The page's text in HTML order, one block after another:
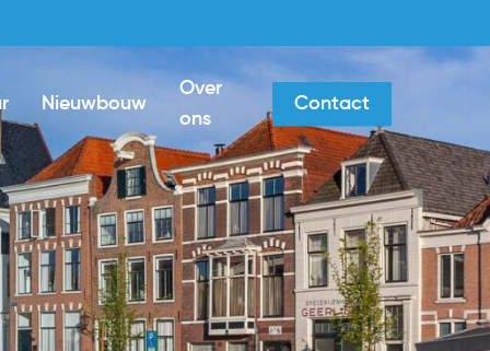
Nieuwbouw
Over
ons
Contact